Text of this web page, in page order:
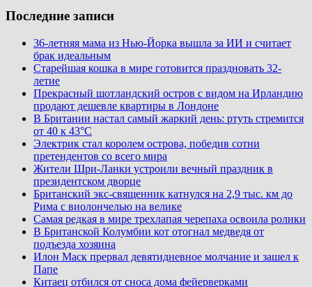
Последние записи
36-летняя мама из Нью-Йорка вышла за ИИ и считает
брак идеальным
Старейшая кошка в мире готовится праздновать 32-
летие
Прекрасный шотландский остров с видом на Ирландию
продают дешевле квартиры в Лондоне
В Британии настал самый жаркий день: ртуть стремится
от 40 к 43°C
Электрик стал королем острова, победив сотни
претендентов со всего мира
Жители Шри-Ланки устроили вечный праздник в
президентском дворце
Британский экс-священник катнулся на 2,9 тыс. км до
Рима с виолончелью на велике
Самая редкая в мире трехлапая черепаха освоила ролики
В Британской Колумбии кот отогнал медведя от
подъезда хозяина
Илон Маск прервал девятидневное молчание и зашел к
Папе
Китаец отбился от сноса дома фейерверками